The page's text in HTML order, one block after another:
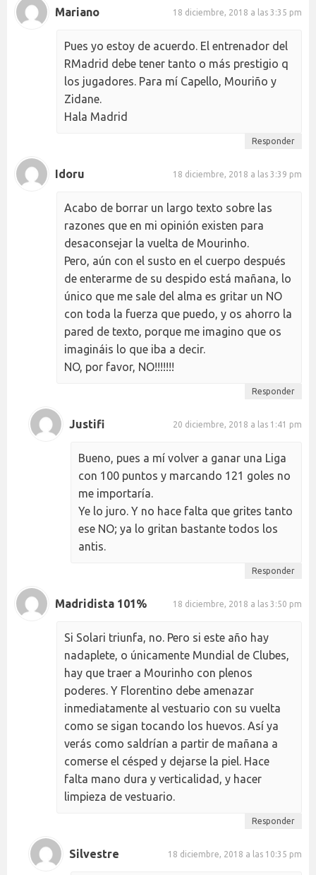
Mariano 18 diciembre, 2018 a las 3:35 pm
Pues yo estoy de acuerdo. El entrenador del
RMadrid debe tener tanto o más prestigio q
los jugadores. Para mí Capello, Mouriño y
Zidane.
Hala Madrid
Responder
Idoru 18 diciembre, 2018 a las 3:39 pm
Acabo de borrar un largo texto sobre las
razones que en mi opinión existen para
desaconsejar la vuelta de Mourinho.
Pero, aún con el susto en el cuerpo después
de enterarme de su despido está mañana, lo
único que me sale del alma es gritar un NO
con toda la fuerza que puedo, y os ahorro la
pared de texto, porque me imagino que os
imagináis lo que iba a decir.
NO, por favor, NO!!!!!!!
Responder
Justifi 20 diciembre, 2018 a las 1:41 pm
Bueno, pues a mí volver a ganar una Liga
con 100 puntos y marcando 121 goles no
me importaría.
Ye lo juro. Y no hace falta que grites tanto
ese NO; ya lo gritan bastante todos los
antis.
Responder
Madridista 101% 18 diciembre, 2018 a las 3:50 pm
Si Solari triunfa, no. Pero si este año hay
nadaplete, o únicamente Mundial de Clubes,
hay que traer a Mourinho con plenos
poderes. Y Florentino debe amenazar
inmediatamente al vestuario con su vuelta
como se sigan tocando los huevos. Así ya
verás como saldrían a partir de mañana a
comerse el césped y dejarse la piel. Hace
falta mano dura y verticalidad, y hacer
limpieza de vestuario.
Responder
Silvestre 18 diciembre, 2018 a las 10:35 pm